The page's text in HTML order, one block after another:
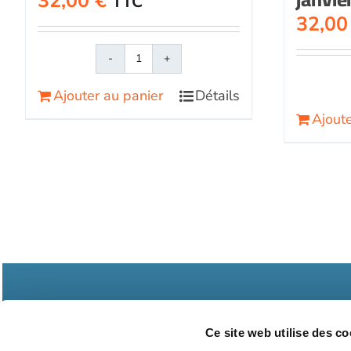
Ce site web utilise des
quantité
Face
Ajouter au panier Détails
32,00